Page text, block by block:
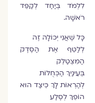
לִלְמֹד בְּיַחַד לְקַפֵּד
רֹאשָׁהּ.
כָּל שֶׁאֲנִי יְכוֹלָה זֶה
לְלַטֵּף אֶת הַסֶּדֶק
הַמִּצְטַלֵּק
בְּעֵינַיִךְ הַכְּחֻלּוֹת
לְהַרְאוֹת לָךְ כֵּיצַד הוּא
הוֹפֵךְ לְסֶלַע